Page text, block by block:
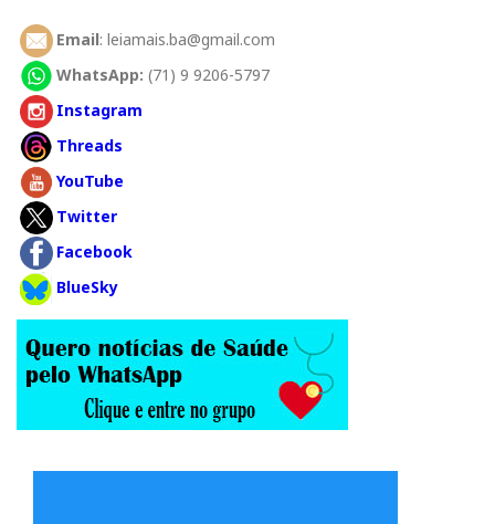
Email: leiamais.ba@gmail.com
WhatsApp: (71) 9 9206-5797
Instagram
Threads
YouTube
Twitter
Facebook
BlueSky